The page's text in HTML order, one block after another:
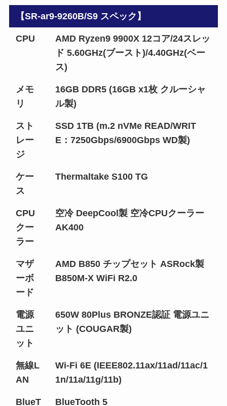
【SR-ar9-9260B/S9 スペック】
CPU
AMD Ryzen9 9900X 12コア/24スレッ
ド 5.60GHz(ブースト)/4.40GHz(ベー
ス)
メモ
リ
16GB DDR5 (16GB x1枚 クルーシャ
ル製)
スト
レー
ジ
SSD 1TB (m.2 nVMe READ/WRIT
E：7250Gbps/6900Gbps WD製)
ケー
ス
Thermaltake S100 TG
CPU
クー
ラー
空冷 DeepCool製 空冷CPUクーラー
AK400
マザ
ーボ
ード
AMD B850 チップセット ASRock製
B850M-X WiFi R2.0
電源
ユニ
ット
650W 80Plus BRONZE認証 電源ユニ
ット (COUGAR製)
無線L
AN
Wi-Fi 6E (IEEE802.11ax/11ad/11ac/1
1n/11a/11g/11b)
BlueT
BlueTooth 5